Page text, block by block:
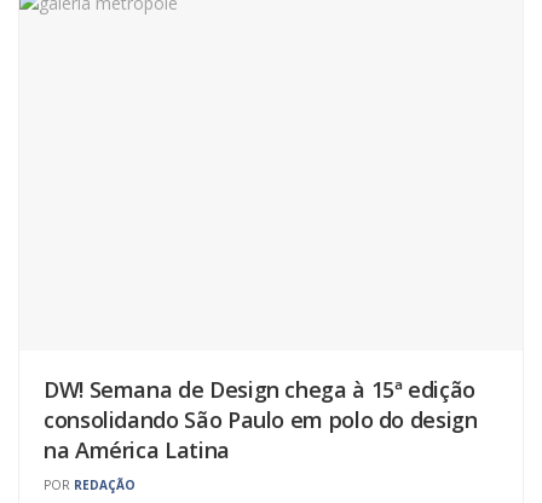
DW! Semana de Design chega à 15ª edição
consolidando São Paulo em polo do design
na América Latina
POR REDAÇÃO